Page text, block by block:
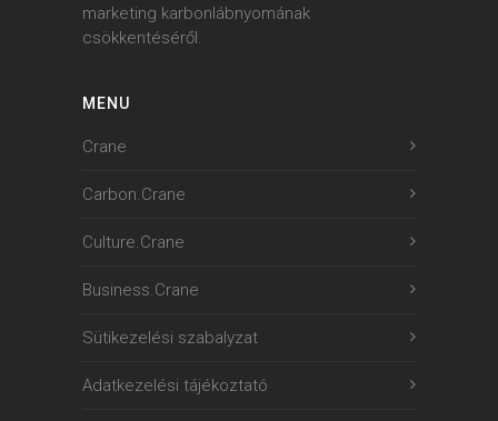
marketing karbonlábnyomának
csökkentéséről.
MENU
Crane
Carbon.Crane
Culture.Crane
Business.Crane
Sütikezelési szabalyzat
Adatkezelési tájékoztató